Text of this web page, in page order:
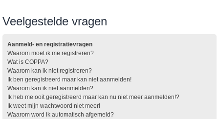
Veelgestelde vragen
Aanmeld- en registratievragen
Waarom moet ik me registreren?
Wat is COPPA?
Waarom kan ik niet registreren?
Ik ben geregistreerd maar kan niet aanmelden!
Waarom kan ik niet aanmelden?
Ik heb me ooit geregistreerd maar kan nu niet meer aanmelden!?
Ik weet mijn wachtwoord niet meer!
Waarom word ik automatisch afgemeld?